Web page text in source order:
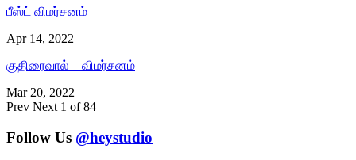
பீஸ்ட் விமர்சனம்
Apr 14, 2022
குதிரைவால் – விமர்சனம்
Mar 20, 2022
Prev Next 1 of 84
Follow Us @heystudio